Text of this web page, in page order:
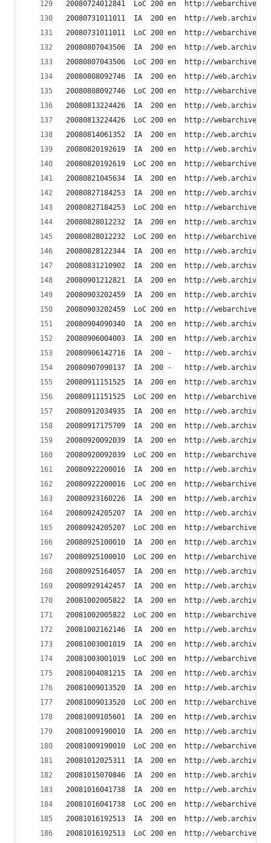
20080724012841	LoC	200
20080731011011	IA	200
20080731011011	LoC	200
20080807043506	IA	200
20080807043506	LoC	200
20080808092746	IA	200
20080808092746	LoC	200
20080813224426	IA	200
20080813224426	LoC	200
20080814061352	IA	200
20080820192619	IA	200
20080820192619	LoC	200
20080821045634	IA	200
20080827184253	IA	200
20080827184253	LoC	200
20080828012232	IA	200
20080828012232	LoC	200
20080828122344	IA	200
20080831210902	IA	200
20080901212821	IA	200
20080903202459	IA	200
20080903202459	LoC	200
20080904090340	IA	200
20080906004003	IA	200
20080906142716	IA	200	-
20080907090137	IA	200	-
20080911151525	IA	200
20080911151525	LoC	200
20080912034935	IA	200
20080917175709	IA	200
20080920092039	IA	200
20080920092039	LoC	200
20080922200016	IA	200
20080922200016	LoC	200
20080923160226	IA	200
20080924205207	IA	200
20080924205207	LoC	200
20080925100010	IA	200
20080925100010	LoC	200
20080925164057	IA	200
20080929142457	IA	200
20081002005822	IA	200
20081002005822	LoC	200
20081002162146	IA	200
20081003001019	IA	200
20081003001019	LoC	200
20081004081215	IA	200
20081009013520	IA	200
20081009013520	LoC	200
20081009105601	IA	200
20081009190010	IA	200
20081009190010	LoC	200
20081012025311	IA	200
20081015070846	IA	200
20081016041738	IA	200
20081016041738	LoC	200
20081016192513	IA	200
20081016192513	LoC	200